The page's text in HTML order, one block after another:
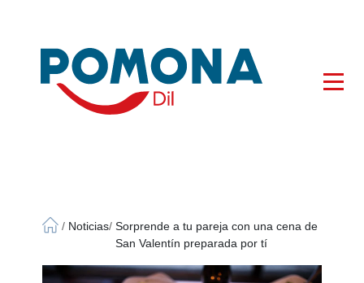
/ Noticias/ Sorprende a tu pareja con una cena de
San Valentín preparada por tí